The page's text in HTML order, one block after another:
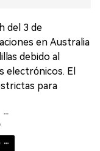
del 3 de
en Australia
debido al
electrónicos. El
para